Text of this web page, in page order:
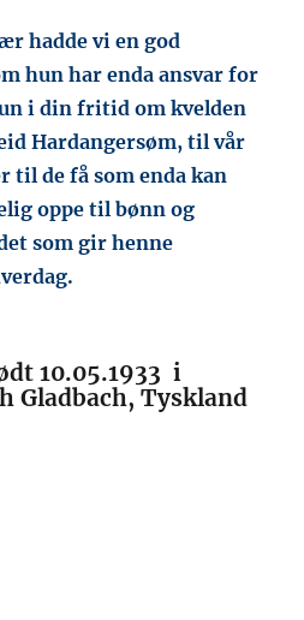
hadde vi en god
hun har enda ansvar for
i din fritid om kvelden
Hardangersøm, til vår
til de få som enda kan
oppe til bønn og
som gir henne
10.05.1933 i
Gladbach, Tyskland